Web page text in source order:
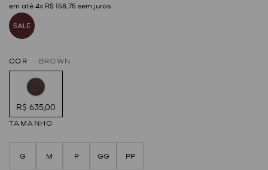
em até4x R$ 15875sem juros
COR BROWN
R$ 635,00
TAMANHO
G M P GG PP